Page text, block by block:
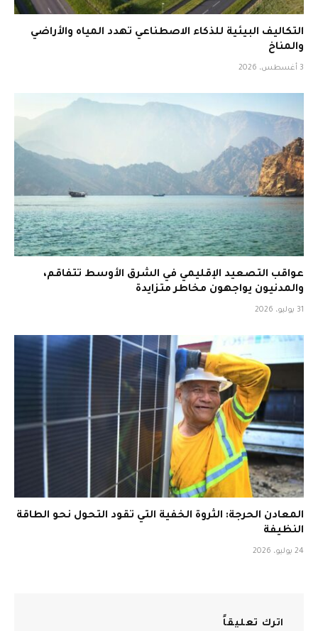
التكاليف البيئية للذكاء الاصطناعي تهدد المياه والأراضي
والمناخ
3 أغسطس، 2026
عواقب التصعيد الإقليمي في الشرق الأوسط تتفاقم،
والمدنيون يواجهون مخاطر متزايدة
31 يوليو، 2026
المعادن الحرجة: الثروة الخفية التي تقود التحول نحو الطاقة
النظيفة
24 يوليو، 2026
اترك تعليقاً